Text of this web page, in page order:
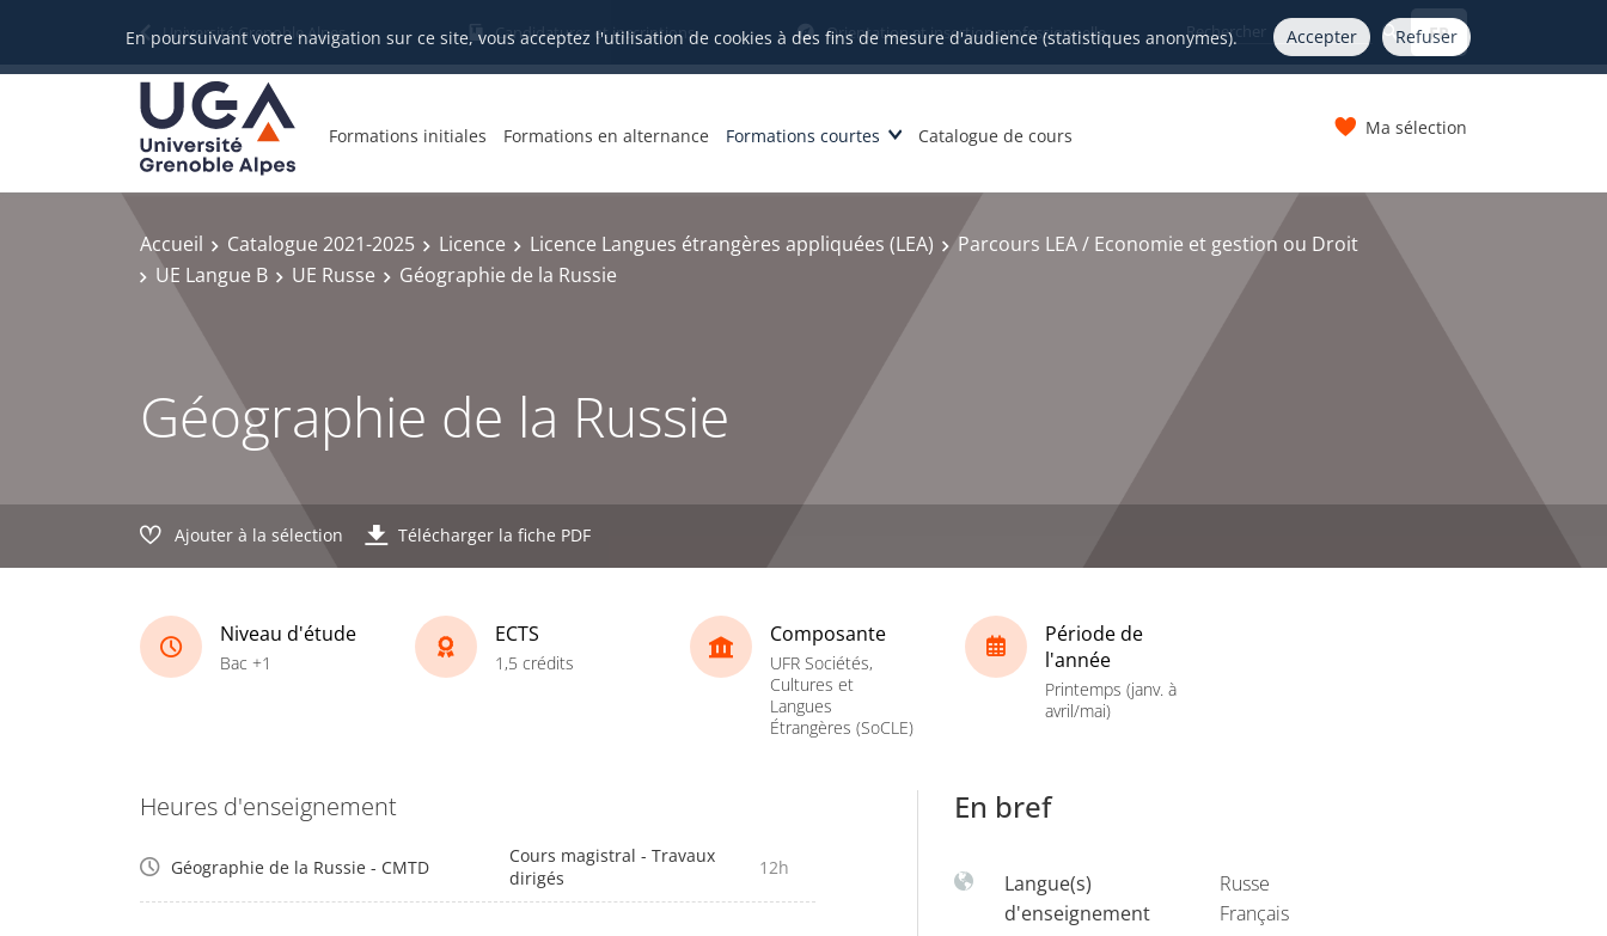
En poursuivant votre navigation sur ce site, vous acceptez l'utilisation de cookies à des fins de mesure d'audience (statistiques anonymes). Accepter Refuser
Université Grenoble Alpes Candidatures et inscriptions Orientation et insertion professionnelle FR
Formations initiales Formations en alternance Formations courtes Catalogue de cours Ma sélection
Accueil Catalogue 2021-2025 Licence Licence Langues étrangères appliquées (LEA)
Parcours LEA / Economie et gestion ou Droit
UE Langue B
UE Russe Géographie de la Russie
Géographie de la Russie
Ajouter à la sélection Télécharger la fiche PDF
Niveau d'étude
Bac +1
ECTS
1,5 crédits
Composante
UFR Sociétés,
Cultures et
Langues
Étrangères (SoCLE)
Période de
l'année
Printemps (janv. à
avril/mai)
Heures d'enseignement
Géographie de la Russie - CMTD
Cours magistral - Travaux
dirigés
12h
En bref
Langue(s)
d'enseignement
Russe
Français